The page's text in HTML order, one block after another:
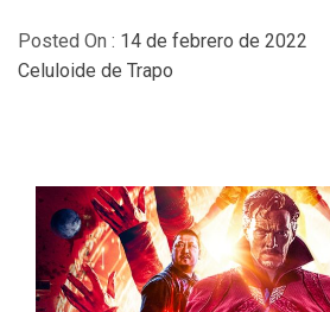
Posted On : 14 de febrero de 2022
Celuloide de Trapo